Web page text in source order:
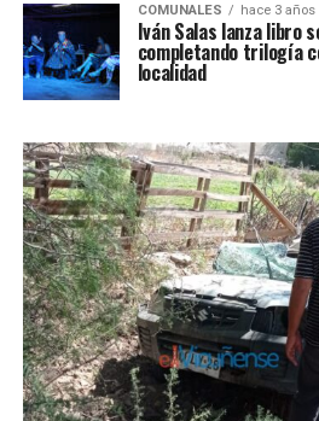
COMUNALES hace 3 años
Iván Salas lanza libro
completando trilogía
localidad